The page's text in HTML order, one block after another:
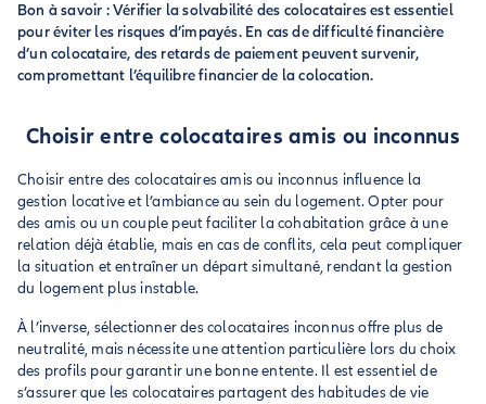
Bon à savoir : Vérifier la solvabilité des colocataires est essentiel
pour éviter les risques d’impayés. En cas de difficulté financière
d’un colocataire, des retards de paiement peuvent survenir,
compromettant l’équilibre financier de la colocation.
Choisir entre colocataires amis ou inconnus
Choisir entre des colocataires amis ou inconnus influence la
gestion locative et l’ambiance au sein du logement. Opter pour
des amis ou un couple peut faciliter la cohabitation grâce à une
relation déjà établie, mais en cas de conflits, cela peut compliquer
la situation et entraîner un départ simultané, rendant la gestion
du logement plus instable.
À l’inverse, sélectionner des colocataires inconnus offre plus de
neutralité, mais nécessite une attention particulière lors du choix
des profils pour garantir une bonne entente. Il est essentiel de
s’assurer que les colocataires partagent des habitudes de vie